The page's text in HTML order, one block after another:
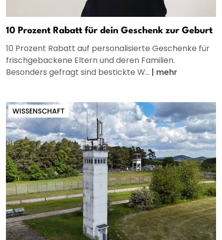
10 Prozent Rabatt für dein Geschenk zur Geburt
10 Prozent Rabatt auf personalisierte Geschenke für
frischgebackene Eltern und deren Familien.
Besonders gefragt sind bestickte W... | mehr
WISSENSCHAFT